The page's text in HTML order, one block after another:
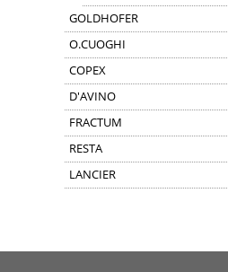
GOLDHOFER
O.CUOGHI
COPEX
D'AVINO
FRACTUM
RESTA
LANCIER